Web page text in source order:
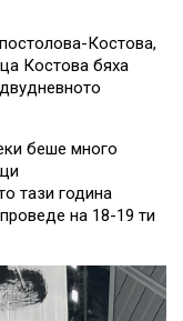
Костова,
Костова бяха
беше много
тази година
на 18-19 ти